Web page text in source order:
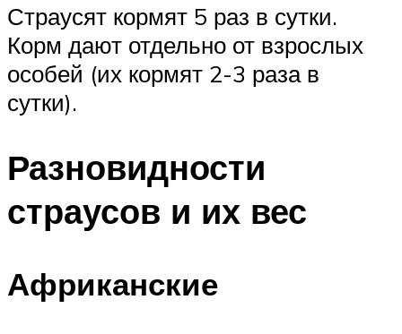
Страусят кормят 5 раз в сутки.
Корм дают отдельно от взрослых
особей (их кормят 2-3 раза в
сутки).
Разновидности
страусов и их вес
Африканские